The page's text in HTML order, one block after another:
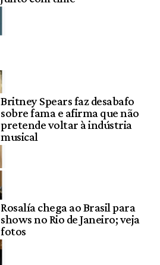
Britney Spears faz desabafo
sobre fama e afirma que não
pretende voltar à indústria
musical
Rosalía chega ao Brasil para
shows no Rio de Janeiro; veja
fotos